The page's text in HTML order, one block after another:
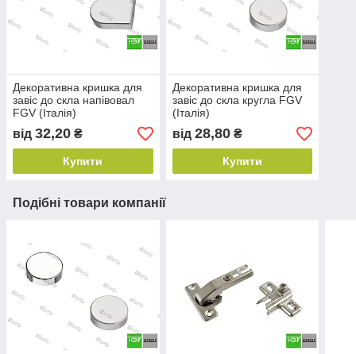
Декоративна кришка для
завіс до скла напівовал
FGV (Італія)
від 32,20 ₴
Купити
Декоративна кришка для
завіс до скла кругла FGV
(Італія)
від 28,80₴
Купити
Подібні товари компанії